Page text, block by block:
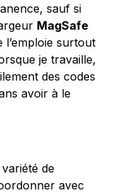
sauf si
MagSafe
l’emploie surtout
je travaille,
des codes
avoir à le
de
avec